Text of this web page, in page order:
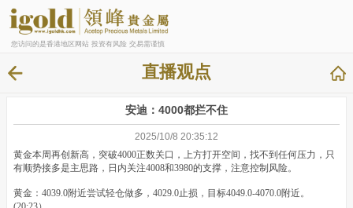
您访问的是香港地区网站 投资有风险 交易需谨慎
直播观点
安迪：4000都拦不住
2025/10/8 20:35:12
黄金本周再创新高，突破4000正数关口，上方打开空间，找不到任何压力，只
有顺势接多是主思路，日内关注4008和3980的支撑，注意控制风险。
黄金：4039.0附近尝试轻仓做多，4029.0止损，目标4049.0-4070.0附近。